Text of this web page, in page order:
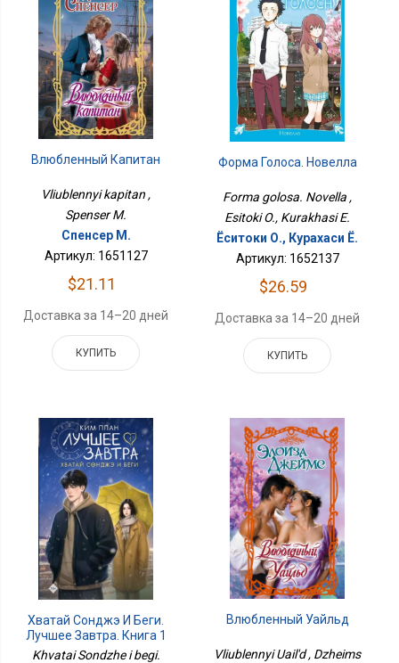
Влюбленный Капитан
Vliublennyi kapitan ,
Spenser M.
Спенсер М.
Артикул: 1651127
$21.11
Доставка за 14–20 дней
КУПИТЬ
Форма Голоса. Новелла
Forma golosa. Novella ,
Esitoki O., Kurakhasi E.
Ёситоки О., Курахаси Ё.
Артикул: 1652137
$26.59
Доставка за 14–20 дней
КУПИТЬ
Хватай Сонджэ И Беги.
Лучшее Завтра. Книга 1
Новелла
Khvatai Sondzhe i begi.
Влюбленный Уайльд
Vliublennyi Uail'd , Dzheims